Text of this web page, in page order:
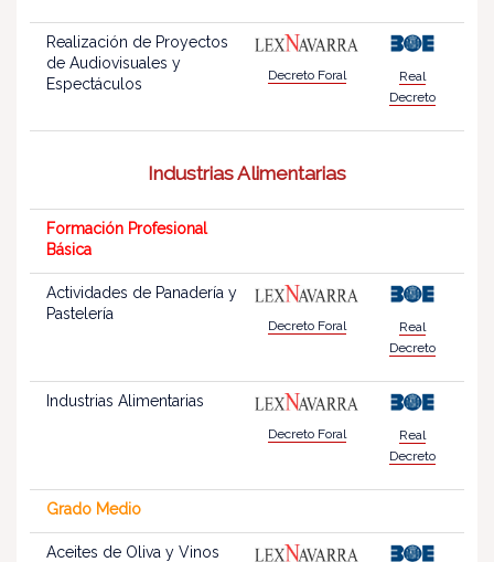
Realización de Proyectos
de Audiovisuales y
Espectáculos
Decreto Foral
Real
Decreto
Industrias Alimentarias
Formación Profesional
Básica
Actividades de Panadería y
Pastelería
Decreto Foral
Real
Decreto
Industrias Alimentarias
Decreto Foral
Real
Decreto
Grado Medio
Aceites de Oliva y Vinos